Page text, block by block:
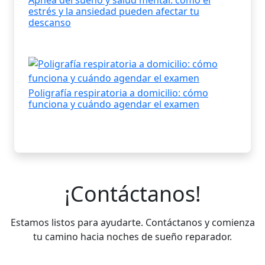
estrés y la ansiedad pueden afectar tu
descanso
Poligrafía respiratoria a domicilio: cómo
funciona y cuándo agendar el examen
¡Contáctanos!
Estamos listos para ayudarte. Contáctanos y comienza
tu camino hacia noches de sueño reparador.